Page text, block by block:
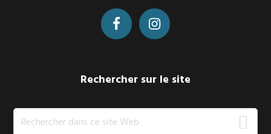
Rechercher sur le site
Rechercher
dans